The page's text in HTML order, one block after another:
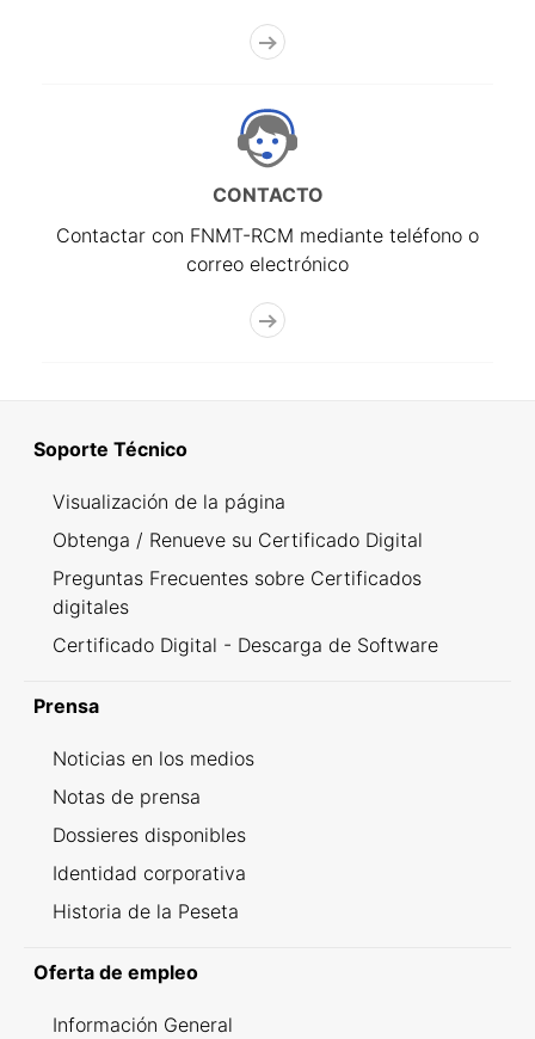
CONTACTO
Contactar con FNMT-RCM mediante teléfono o
correo electrónico
Soporte Técnico
Visualización de la página
Obtenga / Renueve su Certificado Digital
Preguntas Frecuentes sobre Certificados
digitales
Certificado Digital - Descarga de Software
Prensa
Noticias en los medios
Notas de prensa
Dossieres disponibles
Identidad corporativa
Historia de la Peseta
Oferta de empleo
Información General